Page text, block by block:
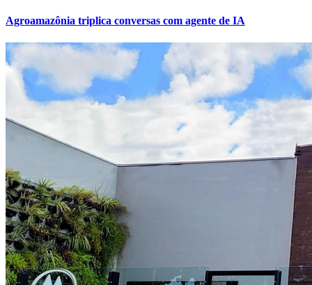
Cruzeiro
Agroamazônia triplica conversas com agente de IA